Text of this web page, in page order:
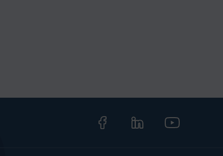
Facebook LinkedIn LinkedIn